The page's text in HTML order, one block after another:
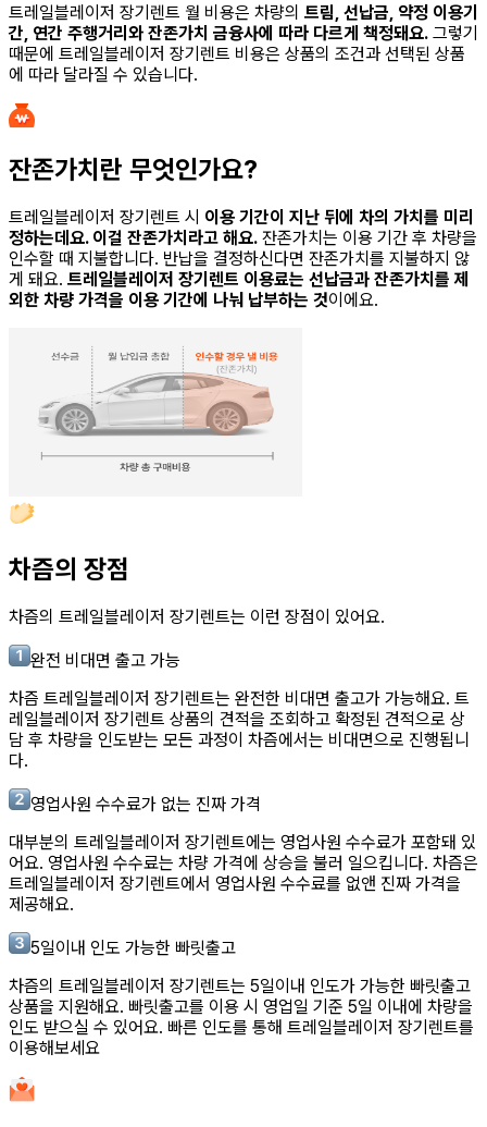
트레일블레이저 장기렌트 월 비용은 차량의 트림, 선납금, 약정 이용기
간, 연간 주행거리와 잔존가치 금융사에 따라 다르게 책정돼요. 그렇기
때문에 트레일블레이저 장기렌트 비용은 상품의 조건과 선택된 상품
에 따라 달라질 수 있습니다.
잔존가치란 무엇인가요?
트레일블레이저 장기렌트 시 이용 기간이 지난 뒤에 차의 가치를 미리
정하는데요. 이걸 잔존가치라고 해요. 잔존가치는 이용 기간 후 차량을
인수할 때 지불합니다. 반납을 결정하신다면 잔존가치를 지불하지 않
게 돼요. 트레일블레이저 장기렌트 이용료는 선납금과 잔존가치를 제
외한 차량 가격을 이용 기간에 나눠 납부하는 것이에요.
차즘의 장점
차즘의 트레일블레이저 장기렌트는 이런 장점이 있어요.
완전 비대면 출고 가능
차즘 트레일블레이저 장기렌트는 완전한 비대면 출고가 가능해요. 트
레일블레이저 장기렌트 상품의 견적을 조회하고 확정된 견적으로 상
담 후 차량을 인도받는 모든 과정이 차즘에서는 비대면으로 진행됩니
다.
영업사원 수수료가 없는 진짜 가격
대부분의 트레일블레이저 장기렌트에는 영업사원 수수료가 포함돼 있
어요. 영업사원 수수료는 차량 가격에 상승을 불러 일으킵니다. 차즘은
트레일블레이저 장기렌트에서 영업사원 수수료를 없앤 진짜 가격을
제공해요.
5일이내 인도 가능한 빠릿출고
차즘의 트레일블레이저 장기렌트는 5일이내 인도가 가능한 빠릿출고
상품을 지원해요. 빠릿출고를 이용 시 영업일 기준 5일 이내에 차량을
인도 받으실 수 있어요. 빠른 인도를 통해 트레일블레이저 장기렌트를
이용해보세요